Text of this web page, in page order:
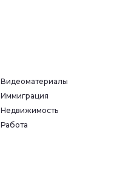
Видеоматериалы
Иммиграция
Недвижимость
Работа